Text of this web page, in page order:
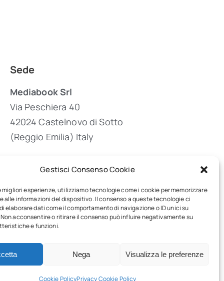
Gestisci Consenso Cookie
migliori esperienze, utilizziamo tecnologie come i cookie per memorizzare
alle informazioni del dispositivo. Il consenso a queste tecnologie ci
elaborare dati come il comportamento di navigazione o ID unici su
acconsentire o ritirare il consenso può influire negativamente su
e funzioni.
Nega Visualizza le preferenze
Cookie PolicyPrivacy Cookie Policy
Sede
Mediabook Srl
Via Peschiera 40
42024 Castelnovo di Sotto
(Reggio Emilia) Italy
(+39) 0522 683405
info@inpublishing.it
Back to top